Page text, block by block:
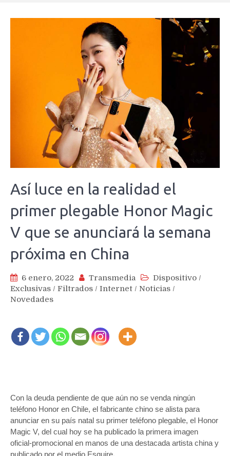
Así luce en la realidad el
primer plegable Honor Magic
V que se anunciará la semana
próxima en China
6 enero, 2022 Transmedia Dispositivo /
Exclusivas / Filtrados / Internet / Noticias /
Novedades
Con la deuda pendiente de que aún no se venda ningún
teléfono Honor en Chile, el fabricante chino se alista para
anunciar en su país natal su primer teléfono plegable, el Honor
Magic V, del cual hoy se ha publicado la primera imagen
oficial-promocional en manos de una destacada artista china y
publicado por el medio Esquire.